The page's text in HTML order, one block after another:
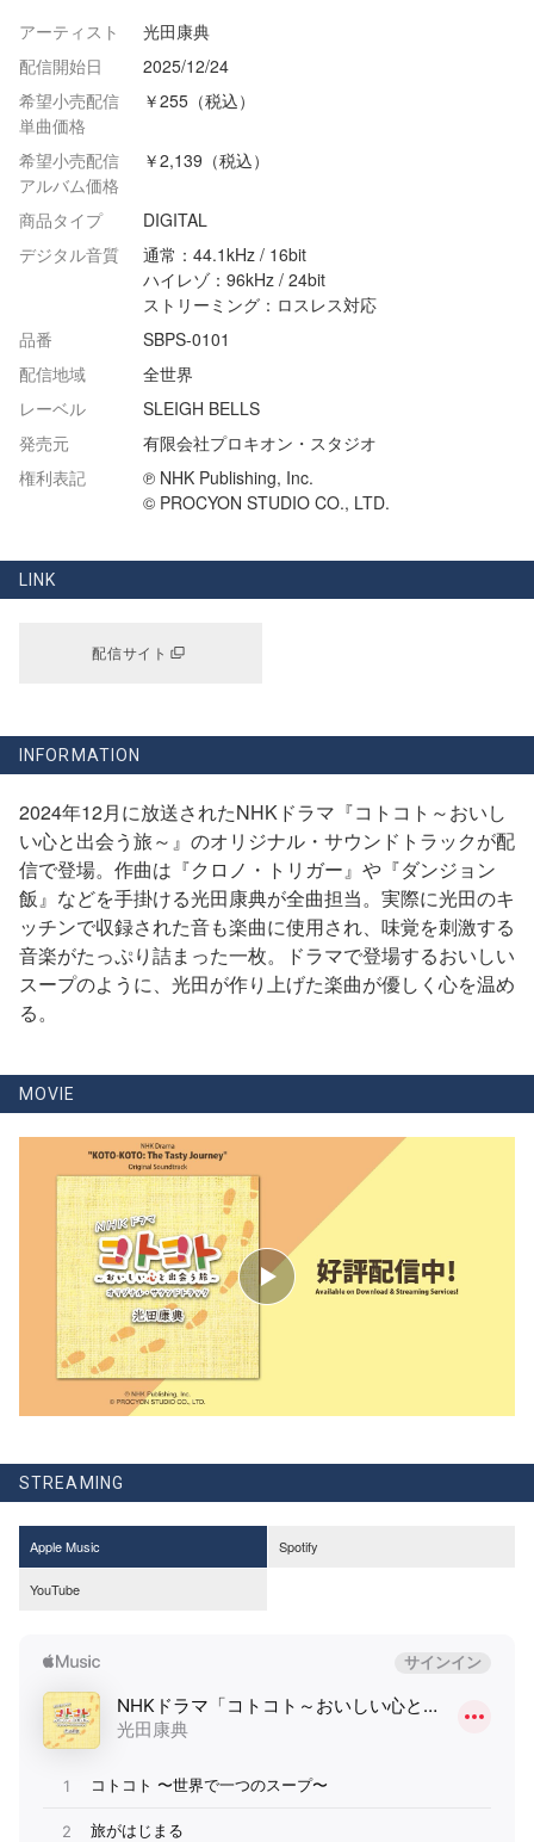
アーティスト
光田康典
配信開始日
2025/12/24
希望小売配信
単曲価格
￥255（税込）
希望小売配信
アルバム価格
￥2,139（税込）
商品タイプ
DIGITAL
デジタル音質
通常：44.1kHz / 16bit
ハイレゾ：96kHz / 24bit
ストリーミング：ロスレス対応
品番
SBPS-0101
配信地域
全世界
レーベル
SLEIGH BELLS
発売元
有限会社プロキオン・スタジオ
権利表記
℗ NHK Publishing, Inc.
© PROCYON STUDIO CO., LTD.
LINK
配信サイト
INFORMATION
2024年12月に放送されたNHKドラマ『コトコト～おいし
い心と出会う旅～』のオリジナル・サウンドトラックが配
信で登場。作曲は『クロノ・トリガー』や『ダンジョン
飯』などを手掛ける光田康典が全曲担当。実際に光田のキ
ッチンで収録された音も楽曲に使用され、味覚を刺激する
音楽がたっぷり詰まった一枚。ドラマで登場するおいしい
スープのように、光田が作り上げた楽曲が優しく心を温め
る。
MOVIE
STREAMING
Apple Music Spotify
YouTube